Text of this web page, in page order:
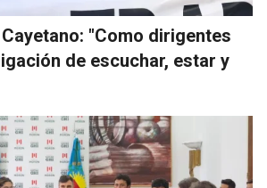
"Como dirigentes
de escuchar, estar y